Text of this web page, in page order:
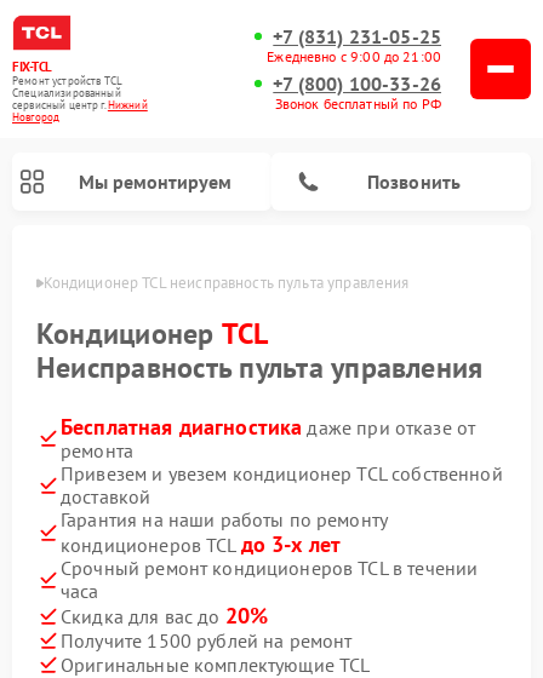
FIX-TCL
Ремонт устройств TCL
Специализированный
cервисный центр г.Нижний
Новгород
+7 (831) 231-05-25
Ежедневно с 9:00 до 21:00
+7 (800) 100-33-26
Звонок бесплатный по РФ
Мы ремонтируем Позвонить
Кондиционер TCL неисправность пульта управления
Кондиционер TCL
Неисправность пульта управления
Бесплатная диагностика даже при отказе от
ремонта
Привезем и увезем кондиционер TCL собственной
доставкой
Гарантия на наши работы по ремонту
кондиционеров TCL до 3-х лет
Срочный ремонт кондиционеров TCL в течении
часа
Скидка для вас до 20%
Получите 1500 рублей на ремонт
Оригинальные комплектующие TCL